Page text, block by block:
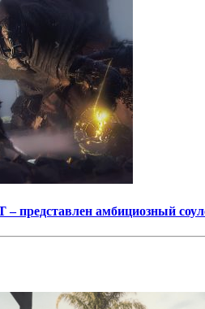
представлен амбициозный